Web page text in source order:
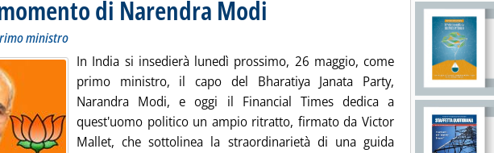
di Narendra Modi
ministro
In India si insedierà lunedì prossimo, 26 maggio, come
primo ministro, il capo del Bharatiya Janata Party,
Narandra Modi, e oggi il Financial Times dedica a
quest'uomo politico un ampio ritratto, firmato da Victor
Mallet, che sottolinea la straordinarietà di una guida